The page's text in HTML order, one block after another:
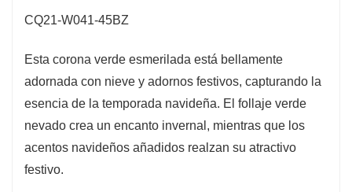
CQ21-W041-45BZ
Esta corona verde esmerilada está bellamente
adornada con nieve y adornos festivos, capturando la
esencia de la temporada navideña. El follaje verde
nevado crea un encanto invernal, mientras que los
acentos navideños añadidos realzan su atractivo
festivo.